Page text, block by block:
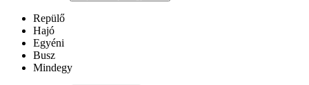
Repülő
Hajó
Egyéni
Busz
Mindegy